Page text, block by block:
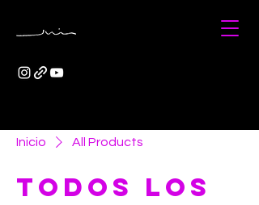
Inicio All Products
Todos los